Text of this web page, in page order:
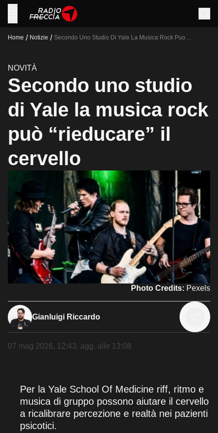
Home / Notizie / Secondo Uno Studio Di Yale La Musica Rock Puo
NOVITÀ
Secondo uno studio
di Yale la musica rock
può “rieducare” il
cervello
Photo Credits: Pexels
Gianluigi Riccardo
07 mag 2026, 12:43, agg. alle 13:08
Per la Yale School Of Medicine riff, ritmo e
musica di gruppo possono aiutare il cervello
a ricalibrare percezione e realtà nei pazienti
psicotici.